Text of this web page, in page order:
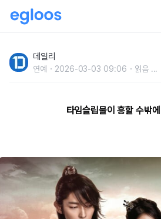
데일리
연예 2026-03-03 09:06 읽음 ...
타임슬립물이 흥할 수밖